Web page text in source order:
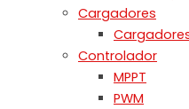
Cargadores
Controlador
MPPT
PWM